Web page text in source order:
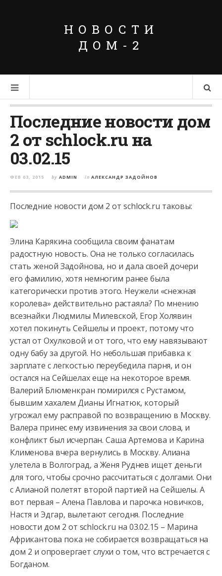
НОВОСТИ
ДОМ-2
Последние новости дом
2 от schlock.ru на
03.02.15
ФЕВ 03, 2015 by ADMIN in АЛЕКСАНДР ЗАДОЙНОВ
Последние новости дом 2 от schlock.ru таковы:
Элина Карякина сообщила своим фанатам
радостную новость. Она не только согласилась
стать женой Задойнова, но и дала своей дочери
его фамилию, хотя немногим ранее была
категорически против этого. Неужели «снежная
королева» действительно растаяла? По мнению
всезнайки Людмилы Милевской, Егор Холявин
хотел покинуть Сейшелы и проект, потому что
устал от Охулковой и от того, что ему навязывают
одну бабу за другой. Но небольшая прибавка к
зарплате с легкостью переубедила парня, и он
остался на Сейшелах еще на некоторое время.
Валерий Блюменкран помирился с Рустамом,
бывшим хахалем Дианы Игнатюк, который
угрожал ему расправой по возвращению в Москву.
Валера принес ему извинения за свои слова, и
конфликт был исчерпан. Саша Артемова и Карина
Клименова вчера вернулись в Москву. Алиана
улетела в Волгоград, а Женя Руднев ищет деньги
для того, чтобы срочно рассчитаться с долгами. Они
с Алианой полетят второй партией на Сейшелы. А
вот первая – Алена Павлова и парочка новичков,
Настя и Эдгар, вылетают сегодня. Последние
новости дом 2 от schlock.ru на 03.02.15 – Марина
Африкантова пока не собирается возвращаться на
дом 2 и опровергает слухи о том, что встречается с
Богданом.